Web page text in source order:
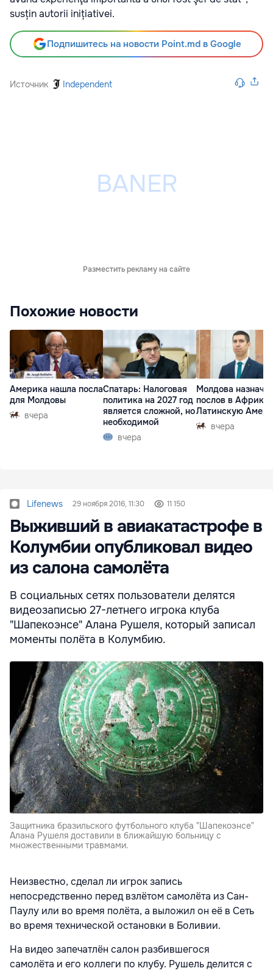
susțin autorii inițiativei.
Подпишитесь на новости Point.md в Google
Источник Independent
Разместить рекламу на сайте
Похожие новости
Америка нашла посла
для Молдовы
вчера
Спатарь: Налоговая
политика на 2027 год
является сложной, но
необходимой
вчера
Молдова
послов в Африку
Латинскую
вчера
Lifenews 29 ноября 2016, 11:30 11 150
Выживший в авиакатастрофе в
Колумбии опубликовал видео
из салона самолёта
В социальных сетях пользователи делятся
видеозаписью 27-летнего игрока клуба
"Шапекоэнсе" Алана Рушеля, который записал
моменты полёта в Колумбию.
Защитника бразильского футбольного клуба "Шапекоэнсе"
Алана Рушеля доставили в ближайшую больницу с
множественными травмами.
Неизвестно, сделал ли игрок запись
непосредственно перед взлётом самолёта из Сан-
Паулу или во время полёта, а выложил он её в Сеть
во время технической остановки в Боливии.
На видео запечатлён салон разбившегося
самолёта и его коллеги по клубу. Рушель делится с